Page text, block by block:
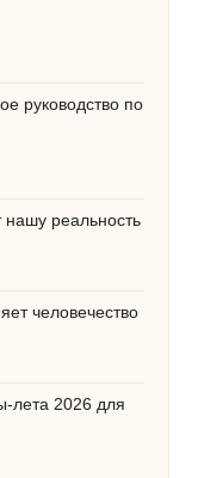
руководство по
нашу реальность
человечество
лета 2026 для